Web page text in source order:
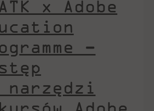
x Adobe
–
narzędzi